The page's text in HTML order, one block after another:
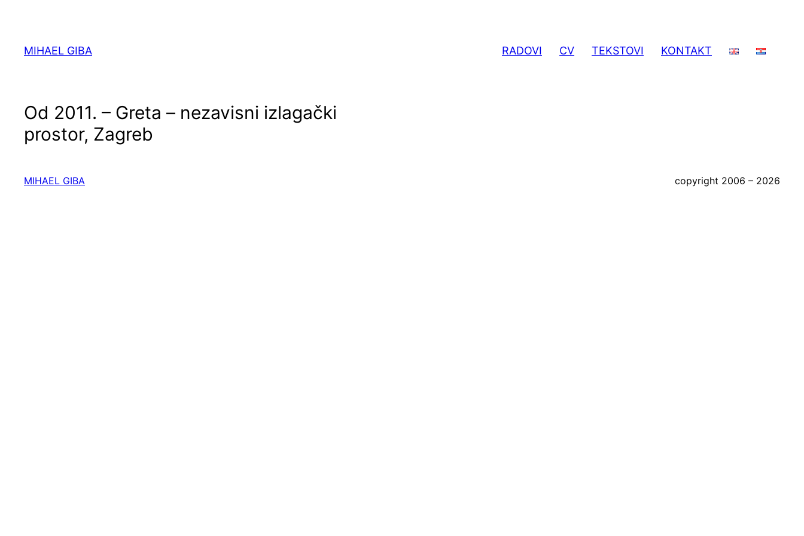
sadržaja
MIHAEL GIBA RADOVI CV TEKSTOVI KONTAKT
Od 2011. – Greta – nezavisni izlagački
prostor, Zagreb
MIHAEL GIBA copyright 2006 – 2026